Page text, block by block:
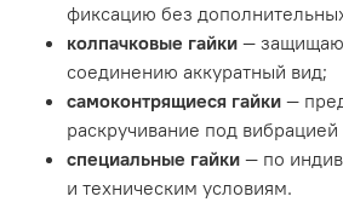
фиксацию без
колпачковые гайки —
соединению аккуратный вид;
самоконтрящиеся гайки —
раскручивание под вибрацией
специальные гайки — по
и техническим условиям.